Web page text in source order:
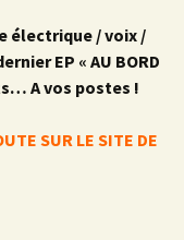
électrique / voix /
EP « AU BORD
A vos postes !
SUR LE SITE DE